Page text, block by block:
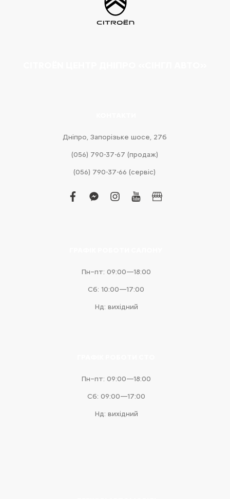
Дніпро, Запорізьке шосе, 27б
(056) 790-37-67 (продаж)
(056) 790-37-66 (сервіс)
facebook
facebook-
instagram
youtubebusiness
Пн–пт: 09:00—18:00
Сб: 10:00—17:00
Нд: вихідний
Пн–пт: 09:00—18:00
Сб: 09:00—17:00
Нд: вихідний